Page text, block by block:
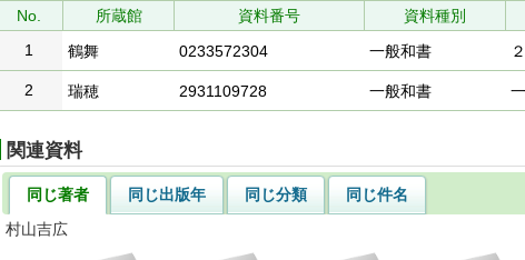
No. 所蔵館 資料番号
資料種別
1
鶴舞 0233572304 一般和書
2 瑞穂 2931109728 一般和書
関連資料
同じ著者 同じ出版年 同じ分類
同じ件名
村山吉広